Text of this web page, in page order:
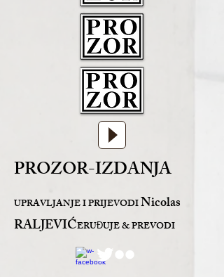
PROZOR-IZDANJA
UPRAVLJANJE I PRIJEVODINicolas
RALJEVIĆERUĐUJE & PREVODI